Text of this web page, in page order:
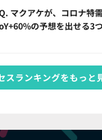
マクアケが、コロナ特
の予想を出せる3
スランキングをもっと